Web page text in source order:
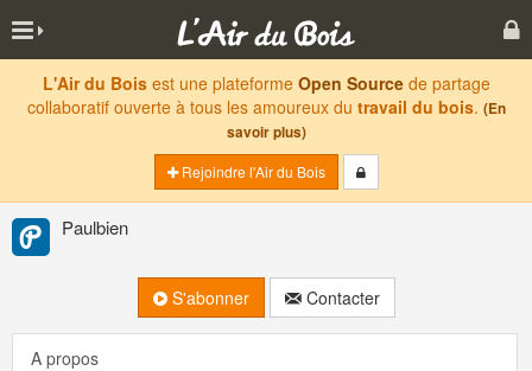
L'Air du Boisest une plateforme Open Sourcede partage
collaboratif ouverte à tous les amoureux du travail du bois. (En
savoir plus)
Rejoindre l'Air du Bois
Paulbien
S'abonner Contacter
A propos